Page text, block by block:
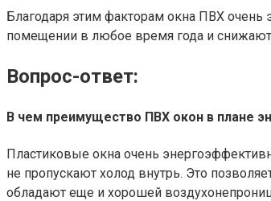
Благодаря этим факторам окна ПВХ
помещении в любое время года и
Вопрос-ответ:
В чем преимущество ПВХ окон в плане
Пластиковые окна очень
не пропускают холод внутрь. Это
обладают еще и хорошей